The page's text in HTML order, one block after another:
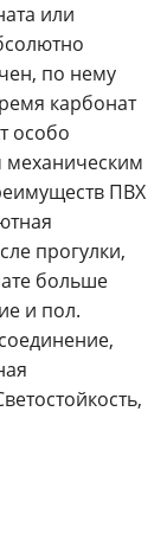
или
по нему
карбонат
особо
ПВХ
прогулки,
больше
и пол.
данных